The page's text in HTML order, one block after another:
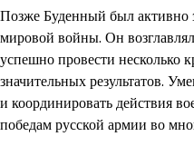
Позже Буденный был активно
мировой войны. Он
успешно провести несколько
значительных результатов.
и координировать действия
победам русской армии во